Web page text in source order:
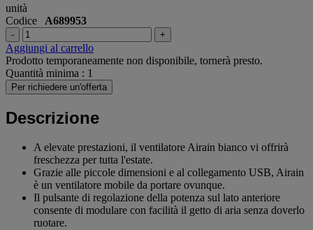
unità
Codice A689953
- +
Aggiungi al carrello
Prodotto temporaneamente non disponibile, tornerà presto.
Quantità minima : 1
Per richiedere un'offerta
Descrizione
A elevate prestazioni, il ventilatore Airain bianco vi offrirà
freschezza per tutta l'estate.
Grazie alle piccole dimensioni e al collegamento USB, Airain
è un ventilatore mobile da portare ovunque.
Il pulsante di regolazione della potenza sul lato anteriore
consente di modulare con facilità il getto di aria senza doverlo
ruotare.